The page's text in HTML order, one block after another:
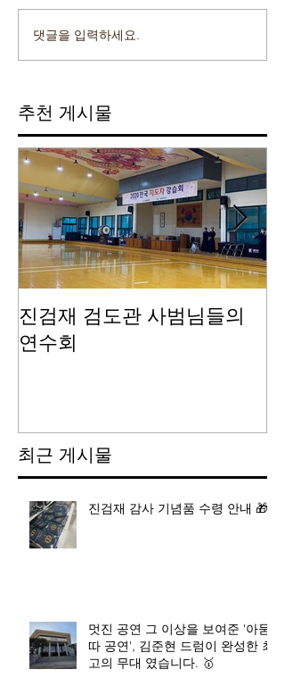
댓글을 입력하세요.
추천 게시물
진검재 검도관 사범님들의
연수회
최근 게시물
진검재 감사 기념품 수령 안내 🎁
멋진 공연 그 이상을 보여준 '아묻
따 공연', 김준현 드럼이 완성한 최
고의 무대 였습니다. 🥇